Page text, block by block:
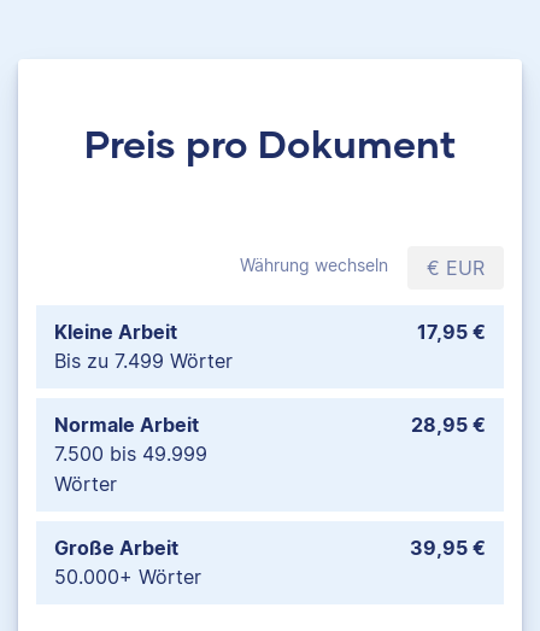
Preis pro Dokument
Währung wechseln € EUR
Kleine Arbeit
Bis zu 7.499 Wörter
17,95 €
Normale Arbeit
7.500 bis 49.999
Wörter
28,95 €
Große Arbeit
50.000+ Wörter
39,95 €